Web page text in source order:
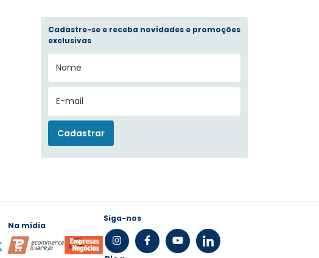
Cadastre-se e receba novidades e promoções
exclusivas
Na mídia
Siga-nos